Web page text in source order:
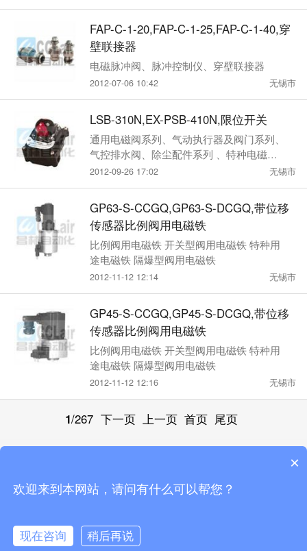
FAP-C-1-20,FAP-C-1-25,FAP-C-1-40,穿
壁联接器
电磁脉冲阀、脉冲控制仪、穿壁联接器
2012-07-06 10:42 无锡市
LSB-310N,EX-PSB-410N,限位开关
通用电磁阀系列、气动执行器及阀门系列、
气控排水阀、除尘配件系列 、特种电磁阀
系列
2012-09-26 17:02 无锡市
GP63-S-CCGQ,GP63-S-DCGQ,带位移
传感器比例阀用电磁铁
比例阀用电磁铁 开关型阀用电磁铁 特种用
途电磁铁 隔爆型阀用电磁铁
2012-11-12 12:14 无锡市
GP45-S-CCGQ,GP45-S-DCGQ,带位移
传感器比例阀用电磁铁
比例阀用电磁铁 开关型阀用电磁铁 特种用
途电磁铁 隔爆型阀用电磁铁
2012-11-12 12:16 无锡市
1/267 下一页 上一页 首页 尾页
触屏版 电脑版
×
欢迎来到本网站，请问有什么可以帮您？
现在咨询 稍后再说